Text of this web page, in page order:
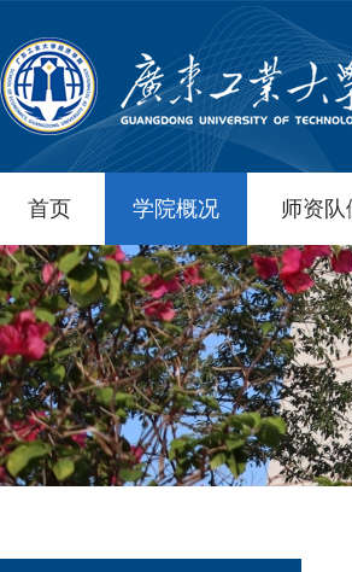
首页 学院概况 师资队